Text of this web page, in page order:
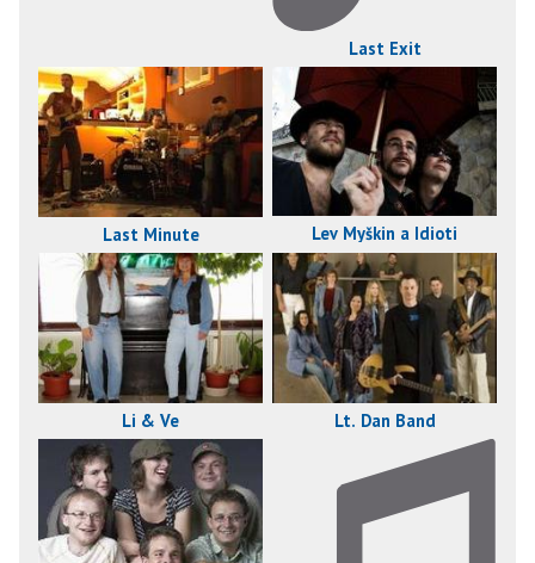
Last Exit
Last Minute Lev Myškin a Idioti
Li & Ve Lt. Dan Band